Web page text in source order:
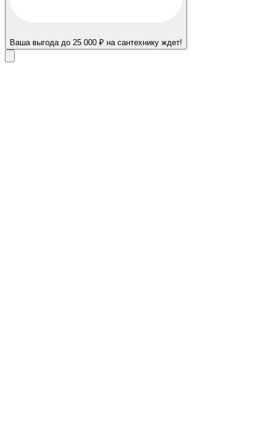
Ваша выгода до 25 000 ₽ на сантехнику ждет!